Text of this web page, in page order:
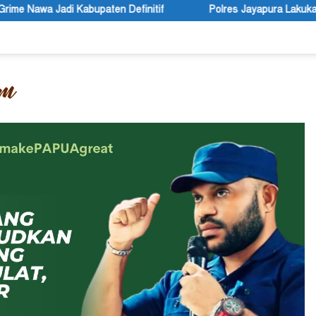
Definitif Polres Jayapura Lakukan Penyelidikan Pasca